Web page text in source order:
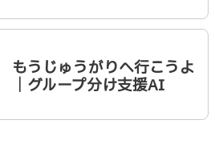
もうじゅうがりへ行こうよ
｜グループ分け支援AI